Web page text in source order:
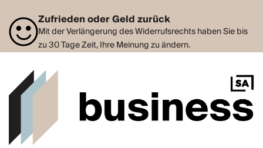
Zufrieden oder Geld zurück
Mit der Verlängerung des Widerrufsrechts haben Sie bis
zu 30 Tage Zeit, Ihre Meinung zu ändern.